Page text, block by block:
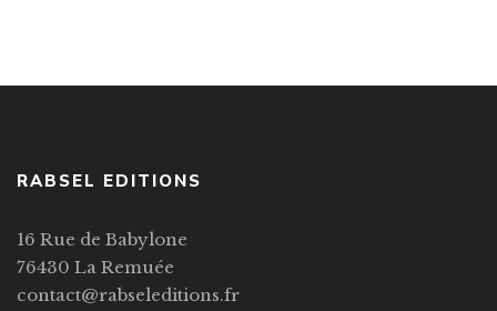
RABSEL EDITIONS
16 Rue de Babylone
76430 La Remuée
contact@rabseleditions.fr